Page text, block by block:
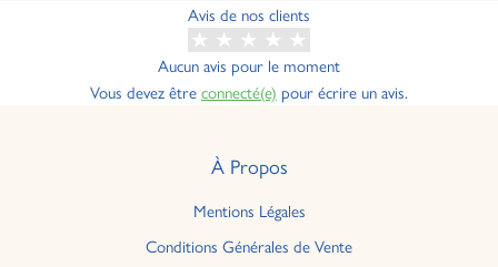
Avis de nos clients
Aucun avis pour le moment
Vous devez êtreconnecté(e) pour écrire un avis.
À Propos
Mentions Légales
Conditions Générales de Vente